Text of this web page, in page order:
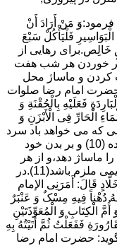
مَنْ أَرَادَ أَنْ
فَلْیَأْکُلْ سَبْعَ
خَالِص.برای رهایی از
بر خوردن هر شب هفت
گاو،چرب کردن و ماساژ محل
دهد.همچنین حضرت امام رضا صلوات
فَعَلَیْهِ بِالْحُقْنَةِ وَ
الْحَارِّ فِی الْأَبْزَنِ وَ
که می خواهد باد سرد
را از خود دور کند لازم است گاهی حقنه کرده (10) و بر بدن خود
ماساژ دهد،و از هر
سردی خشکی دوری کند و به هر گرمی ملایمی ملزم باشد(11).در
قَالَ: أَمَرَنِی الإمام
دُهْناً فِیهِ مِسْکٌ وَ عَنْبَرٌ
الْکِتَابِ وَ الْمُعَوِّذَتَیْنِ
فَفَعَلْتُ ثُمَّ أَتَیْتُهُ بِهِ
گوید: حضرت امام رضا